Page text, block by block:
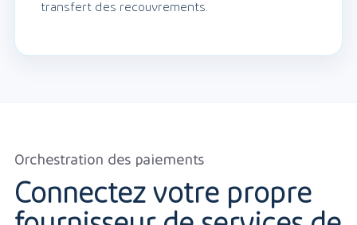
transfert des recouvrements.
Orchestration des paiements
Connectez votre propre